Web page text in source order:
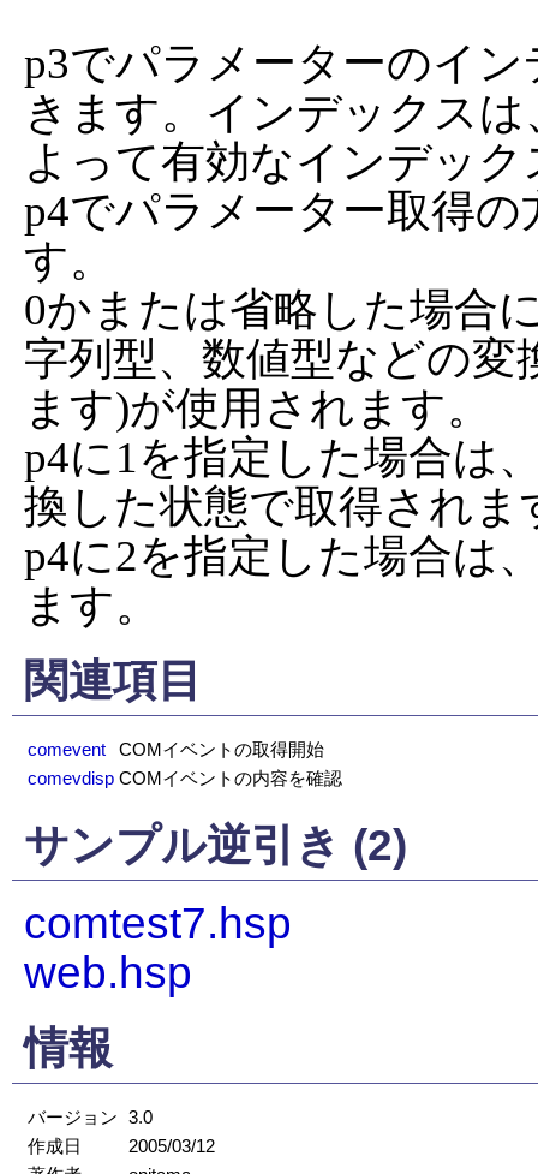
p3でパラメーターのイ
きます。インデックス
よって有効なインデッ
p4でパラメーター取得
す。
0かまたは省略した場合
字列型、数値型などの
ます)が使用されます。
p4に1を指定した場合は
換した状態で取得されま
p4に2を指定した場合は
ます。
関連項目
comevent
COMイベントの取得開始
comevdisp COMイベントの内容を確認
サンプル逆引き (2)
comtest7.hsp
web.hsp
情報
バージョン 3.0
作成日
2005/03/12